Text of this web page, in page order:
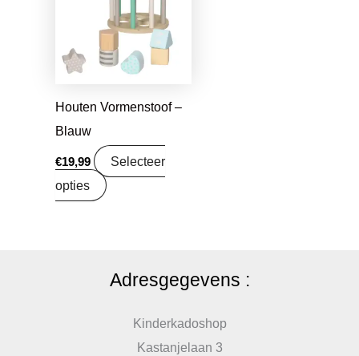
Houten Vormenstoof –
Blauw
€19,99
Selecteer
opties
Adresgegevens :
Kinderkadoshop
Kastanjelaan 3